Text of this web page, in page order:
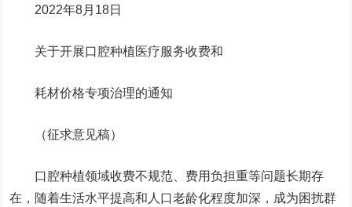
2022年8月18日
关于开展口腔种植医疗服务收费和
耗材价格专项治理的通知
（征求意见稿）
口腔种植领域收费不规范、费用负担重等问题长期存
在，随着生活水平提高和人口老龄化程度加深，成为困扰群